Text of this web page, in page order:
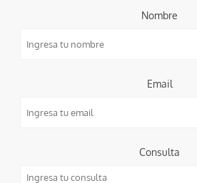
Nombre
Email
Consulta